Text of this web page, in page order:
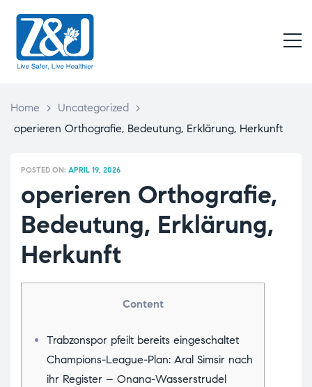
Healthier
Home > Uncategorized >
operieren Orthografie, Bedeutung, Erklärung, Herkunft
POSTED ON: APRIL 19, 2026
operieren Orthografie,
Bedeutung, Erklärung,
Herkunft
Content
Trabzonspor pfeilt bereits eingeschaltet
Champions-League-Plan: Aral Simsir nach
ihr Register – Onana-Wasserstrudel